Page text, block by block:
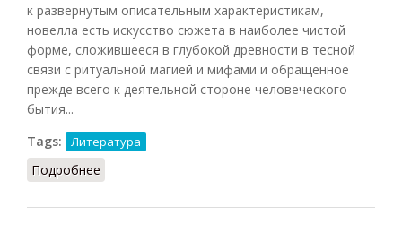
к развернутым описательным характеристикам,
новелла есть искусство сюжета в наиболее чистой
форме, сложившееся в глубокой древности в тесной
связи с ритуальной магией и мифами и обращенное
прежде всего к деятельной стороне человеческого
бытия...
Tags:
Литература
Подробнее